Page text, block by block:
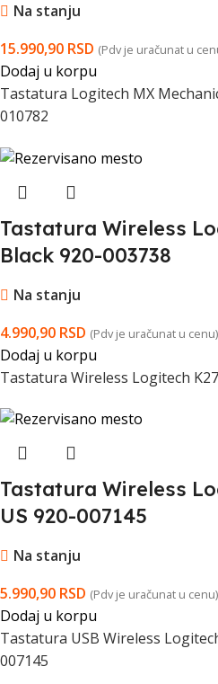
Na stanju
15.990,90 RSD (Pdv je uračunat u
Dodaj u korpu
Tastatura Logitech MX
010782
Tastatura Wireless
Black 920-003738
Na stanju
4.990,90 RSD (Pdv je uračunat u cenu)
Dodaj u korpu
Tastatura Wireless Logitech
Tastatura Wireless
US 920-007145
Na stanju
5.990,90 RSD (Pdv je uračunat u cenu)
Dodaj u korpu
Tastatura USB Wireless
007145